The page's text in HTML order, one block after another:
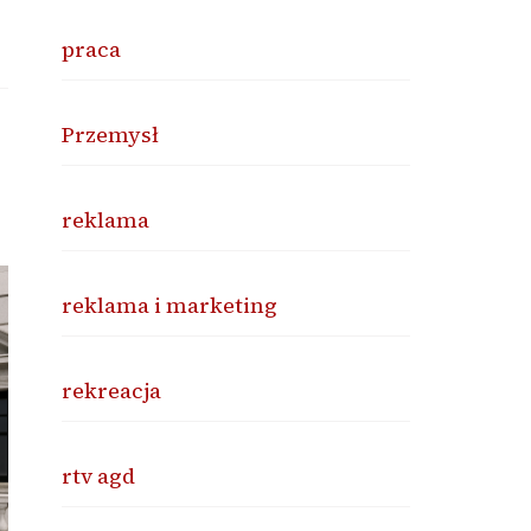
praca
Przemysł
reklama
reklama i marketing
rekreacja
rtv agd